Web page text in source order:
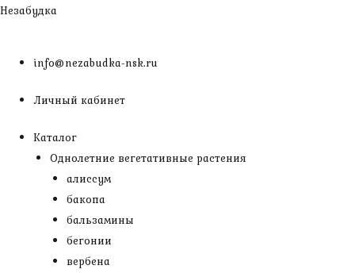
Перейти
Незабудка
info@nezabudka-nsk.ru
Личный кабинет
Каталог
Однолетние вегетативные растения
алиссум
бакопа
бальзамины
бегонии
вербена